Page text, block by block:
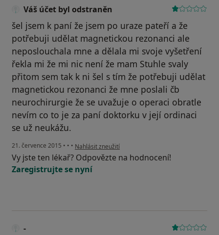
Váš účet byl odstraněn
šel jsem k paní že jsem po uraze pateří a že
potřebuji udělat magnetickou rezonanci ale
neposlouchala mne a dělala mi svoje vyšetření
řekla mi že mi nic není že mam Stuhle svaly
přitom sem tak k ni šel s tím že potřebuji udělat
magnetickou rezonanci že mne poslali čb
neurochirurgie že se uvažuje o operaci obratle
nevím co to je za paní doktorku v její ordinaci
se už neukážu.
21. července 2015 • • • podle názoru uživatele Váš účet byl odstraněn
Nahlásit zneužití
Vy jste ten lékař? Odpovězte na hodnocení!
Zaregistrujte se nyní
-